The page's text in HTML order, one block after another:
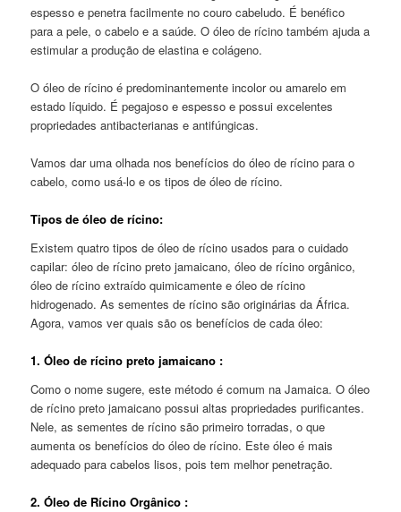
espesso e penetra facilmente no couro cabeludo. É benéfico
para a pele, o cabelo e a saúde. O óleo de rícino também ajuda a
estimular a produção de elastina e colágeno.
O óleo de rícino é predominantemente incolor ou amarelo em
estado líquido. É pegajoso e espesso e possui excelentes
propriedades antibacterianas e antifúngicas.
Vamos dar uma olhada nos benefícios do óleo de rícino para o
cabelo, como usá-lo e os tipos de óleo de rícino.
Tipos de óleo de rícino:
Existem quatro tipos de óleo de rícino usados para o cuidado
capilar: óleo de rícino preto jamaicano, óleo de rícino orgânico,
óleo de rícino extraído quimicamente e óleo de rícino
hidrogenado. As sementes de rícino são originárias da África.
Agora, vamos ver quais são os benefícios de cada óleo:
1. Óleo de rícino preto jamaicano :
Como o nome sugere, este método é comum na Jamaica. O óleo
de rícino preto jamaicano possui altas propriedades purificantes.
Nele, as sementes de rícino são primeiro torradas, o que
aumenta os benefícios do óleo de rícino. Este óleo é mais
adequado para cabelos lisos, pois tem melhor penetração.
2. Óleo de Rícino Orgânico :